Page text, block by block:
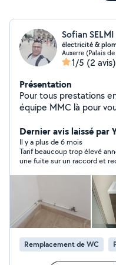
Sofian
électricité &
Auxerre (Palais
1/5 (2 avis)
Présentation
Pour tous prestations
équipe MMC là pour
Dernier avis laissé par
Il y a plus de 6 mois
Tarif beaucoup trop élevé
une fuite sur un raccord et
Remplacement de WC